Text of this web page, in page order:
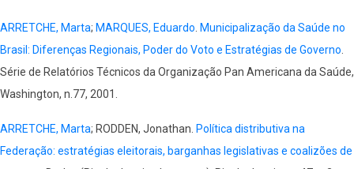
ARRETCHE, Marta; MARQUES, Eduardo Municipalização da Saúde no
Brasil: Diferenças Regionais, Poder do Voto e Estratégias de Governo
Série de Relatórios Técnicos da Organização Pan Americana da Saúde,
Washington, n.77, 2001.
ARRETCHE, Marta; RODDEN, Jonathan. Política distributiva na
Federação: estratégias eleitorais, barganhas legislativas e coalizões de